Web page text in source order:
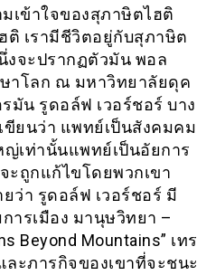
เข้าใจของสุภาษิตไฮติ
ติ เรามีชีวิตอยู่กับสุภาษิต
จะปรากฏตัวมัน พอล
าโลก ณ มหาวิทยาลัยดุค
มัน รูดอล์ฟ เวอร์ชอร์ บาง
ขียนว่า แพทย์เป็นสังคมคม
ญ่เท่านั้นแพทย์เป็นอัยการ
ถูกแก้ไขโดยพวกเขา
ว่า รูดอล์ฟ เวอร์ชอร์ มี
รเมือง มานุษวิทยา –
Beyond Mountains” เทร
ละภารกิจของเขาที่จะชนะ